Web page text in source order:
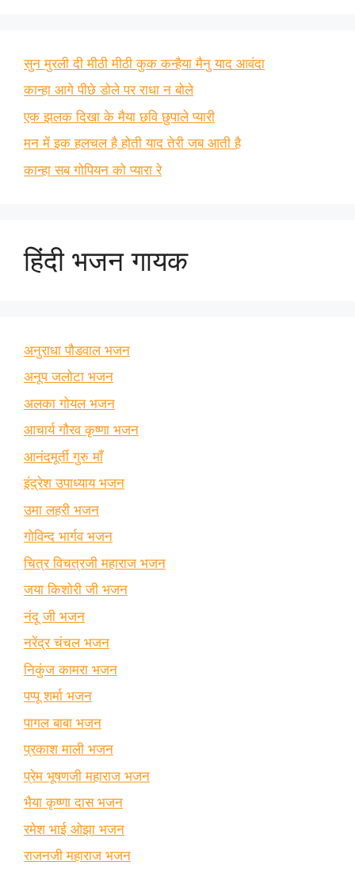
सुन मुरली दी मीठी मीठी कुक कन्हैया मैनु याद आवंदा
कान्हा आगे पीछे डोले पर राधा न बोले
एक झलक दिखा के मैया छवि छुपाले प्यारी
मन में इक हलचल है होती याद तेरी जब आती है
कान्हा सब गोपियन को प्यारा रे
हिंदी भजन गायक
अनुराधा पौडवाल भजन
अनूप जलोटा भजन
अलका गोयल भजन
आचार्य गौरव कृष्णा भजन
आनंदमूर्ती गुरु माँ
इंद्रेश उपाध्याय भजन
उमा लहरी भजन
गोविन्द भार्गव भजन
चित्र विचत्रजी महाराज भजन
जया किशोरी जी भजन
नंदू जी भजन
नरेंद्र चंचल भजन
निकुंज कामरा भजन
पप्पू शर्मा भजन
पागल बाबा भजन
प्रकाश माली भजन
प्रेम भूषणजी महाराज भजन
भैया कृष्णा दास भजन
रमेश भाई ओझा भजन
राजनजी महाराज भजन